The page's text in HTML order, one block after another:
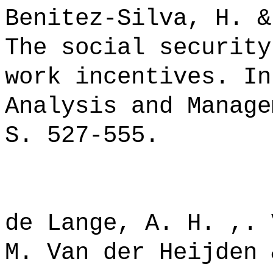
Benitez-Silva, H.
The social
work incentives.
Analysis and
S. 527-555.
de Lange, A. H.
M. Van der